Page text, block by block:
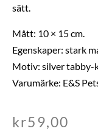
sätt.
Mått: 10 × 15 cm.
Egenskaper: stark
Motiv: silver tabby-
Varumärke: E&S
kr59,00